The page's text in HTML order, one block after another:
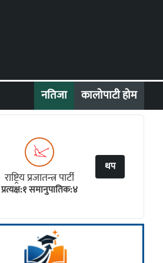
नतिजा कालोपाटी होम
राष्ट्रिय प्रजातन्त्र पार्टी
प्रत्यक्ष:१ समानुपातिक:४
थप